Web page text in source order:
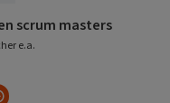
scrum masters
e.a.